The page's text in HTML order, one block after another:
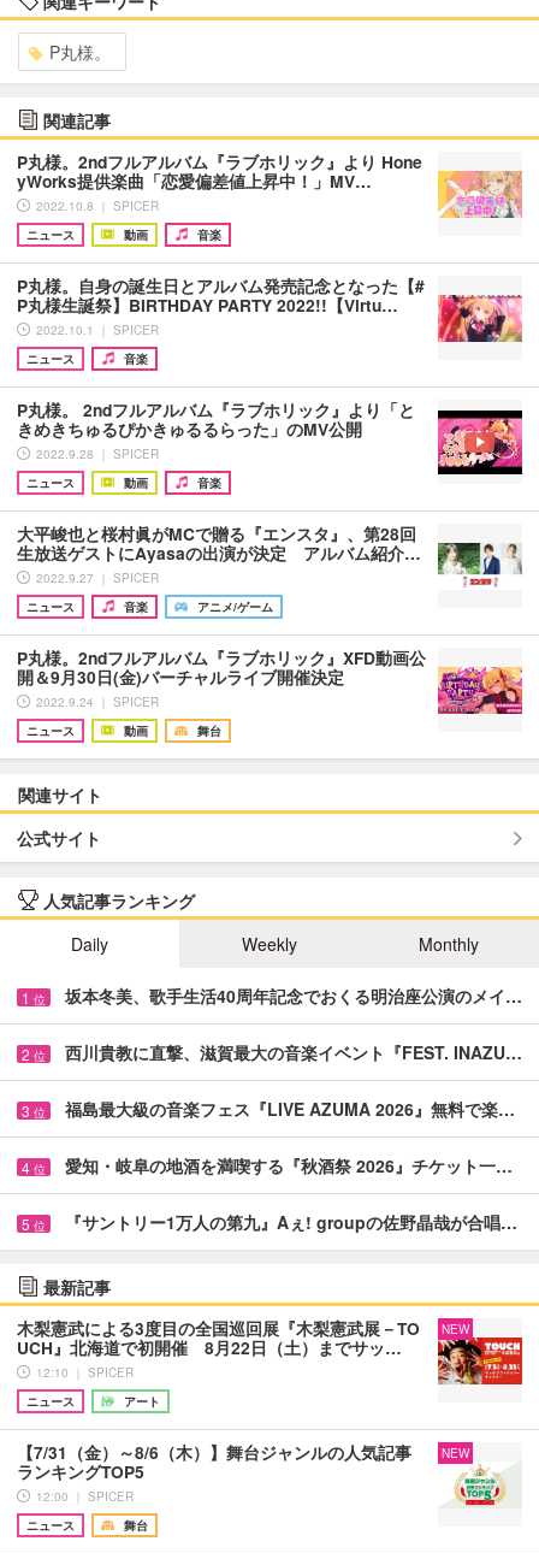
P丸様。
関連記事
P丸様。2ndフルアルバム『ラブホリック』より Hone
yWorks提供楽曲「恋愛偏差値上昇中！」MV…
2022.10.8 ｜ SPICER
ニュース
動画 音楽
P丸様。自身の誕生日とアルバム発売記念となった【#
P丸様生誕祭】BIRTHDAY PARTY 2022!!【Virtu…
2022.10.1 ｜ SPICER
ニュース
音楽
P丸様。 2ndフルアルバム『ラブホリック』より「と
きめきちゅるぴかきゅるるらった」のMV公開
2022.9.28 ｜ SPICER
ニュース
動画 音楽
大平峻也と桜村眞がMCで贈る『エンスタ』、第28回
生放送ゲストにAyasaの出演が決定 アルバム紹介…
2022.9.27 ｜ SPICER
ニュース
音楽 アニメ/ゲーム
P丸様。2ndフルアルバム『ラブホリック』XFD動画公
開＆9月30日(金)バーチャルライブ開催決定
2022.9.24 ｜ SPICER
ニュース
動画 舞台
関連サイト
公式サイト
人気記事ランキング
Daily
Weekly Monthly
1 位 坂本冬美、歌手生活40周年記念でおくる明治座公演のメイ…
2 位 西川貴教に直撃、滋賀最大の音楽イベント『FEST. INAZU…
3 位 福島最大級の音楽フェス『LIVE AZUMA 2026』無料で楽…
4 位 愛知・岐阜の地酒を満喫する『秋酒祭 2026』チケット一…
5 位 『サントリー1万人の第九』Aぇ! groupの佐野晶哉が合唱…
最新記事
木梨憲武による3度目の全国巡回展『木梨憲武展－TO
UCH』北海道で初開催 8月22日（土）までサッ…
12:10 ｜ SPICER
ニュース
アート
NEW
【7/31（金）～8/6（木）】舞台ジャンルの人気記事
ランキングTOP5
12:00 ｜ SPICER
ニュース
舞台
NEW